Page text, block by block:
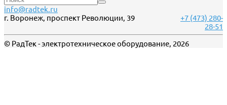
info@radtek.ru
г. Воронеж, проспект Революции, 39
+7 (473) 280-
28-51
© РадТек - электротехническое оборудование, 2026